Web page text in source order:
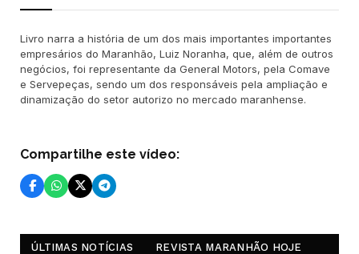
Livro narra a história de um dos mais importantes importantes
empresários do Maranhão, Luiz Noranha, que, além de outros
negócios, foi representante da General Motors, pela Comave
e Servepeças, sendo um dos responsáveis pela ampliação e
dinamização do setor autorizo no mercado maranhense.
Compartilhe este vídeo:
ÚLTIMAS NOTÍCIAS REVISTA MARANHÃO HOJE